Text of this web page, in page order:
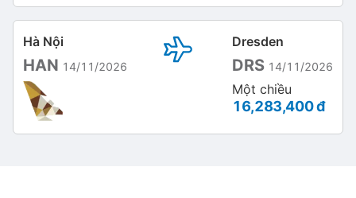
Hà Nội
HAN 14/11/2026
Dresden
DRS 14/11/2026
Một chiều
16,283,400 đ